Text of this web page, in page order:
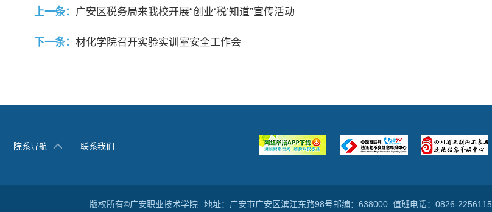
上一条： 广安区税务局来我校开展“创业‘税’知道”宣传活动
下一条： 材化学院召开实验实训室安全工作会
院系导航 联系我们
版权所有©广安职业技术学院 地址：广安市广安区滨江东路98号邮编：638000 值班电话：0826-2256115